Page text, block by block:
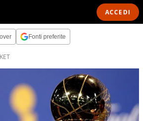
ACCEDI
Fonti preferite